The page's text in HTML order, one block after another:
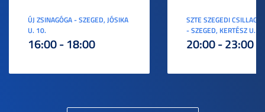
ÚJ ZSINAGÓGA - SZEGED, JÓSIKA
U. 10.
16:00 - 18:00
SZTE SZEGEDI
- SZEGED, KERTÉSZ U. 3.
20:00 - 23:00